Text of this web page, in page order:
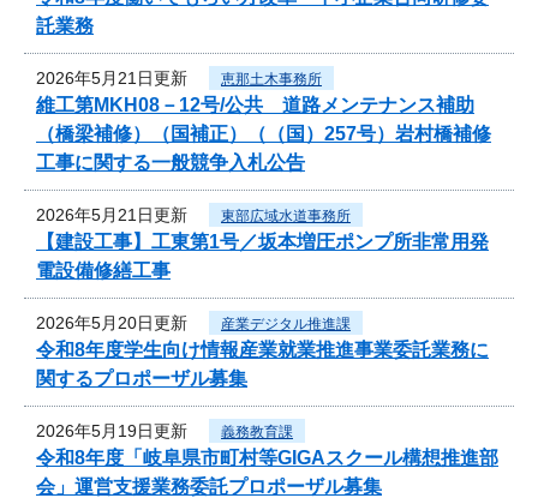
託業務
2026年5月21日更新 恵那土木事務所
維工第MKH08－12号/公共 道路メンテナンス補助
（橋梁補修）（国補正）（（国）257号）岩村橋補修
工事に関する一般競争入札公告
2026年5月21日更新 東部広域水道事務所
【建設工事】工東第1号／坂本増圧ポンプ所非常用発
電設備修繕工事
2026年5月20日更新 産業デジタル推進課
令和8年度学生向け情報産業就業推進事業委託業務に
関するプロポーザル募集
2026年5月19日更新 義務教育課
令和8年度「岐阜県市町村等GIGAスクール構想推進部
会」運営支援業務委託プロポーザル募集